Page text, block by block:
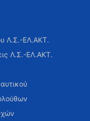
Λ.Σ.-ΕΛ.ΑΚΤ.
Λ.Σ.-ΕΛ.ΑΚΤ.